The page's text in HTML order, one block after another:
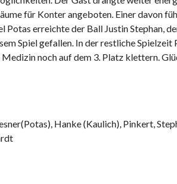
für Konter angeboten. Einer davon
erreichte der Ball Justin Stephan,
Spiel gefallen. In der restliche Spielzeit
noch auf dem 3. Platz klettern.
Hanke (Kaulich), Pinkert,